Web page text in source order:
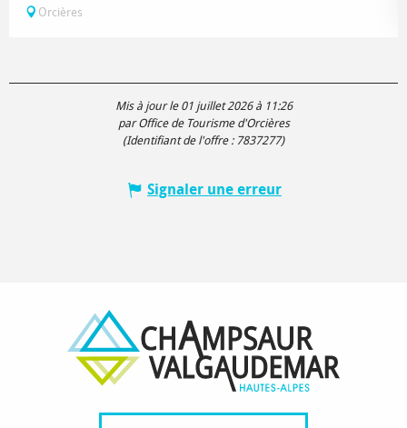
Orcières
Mis à jour le 01 juillet 2026 à 11:26
par Office de Tourisme d'Orcières
(Identifiant de l'offre : 7837277)
Signaler une erreur